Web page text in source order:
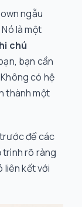
ngẫu
là một
chú
bạn cần
có hệ
thành một
để các
trình rõ ràng
liên kết với